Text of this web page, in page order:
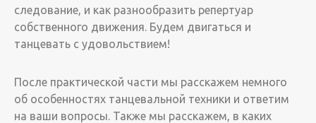
следование, и как разнообразить репертуар
собственного движения. Будем двигаться и
танцевать с удовольствием!
После практической части мы расскажем немного
об особенностях танцевальной техники и ответим
на ваши вопросы. Также мы расскажем, в каких